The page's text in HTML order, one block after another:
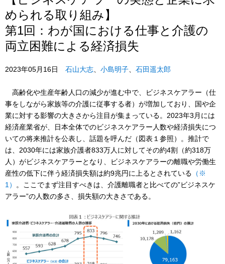
められる取り組み】
第1回：わが国における仕事と介護の
両立困難による経済損失
2023年05月16日 石山大志 小島明子 石田遥太郎
高齢化や生産年齢人口の減少が進む中で、ビジネスケアラー（仕
事をしながら家族等の介護に従事する者）が増加しており、国や企
業に対する影響の大きさから注目が集まっている。2023年3月には
経済産業省が、日本全体でのビジネスケアラー人数や経済損失につ
いての将来推計を公表し、話題を呼んだ（図表１参照）。推計で
は、2030年には家族介護者833万人に対してその約4割（約318万
人）がビジネスケアラーとなり、ビジネスケアラーの離職や労働生
産性の低下に伴う経済損失額は約9兆円に上るとされている （※
1）
。ここでまず注目すべきは、介護離職者と比べての”ビジネスケ
アラー”の人数の多さ、損失額の大きさである。